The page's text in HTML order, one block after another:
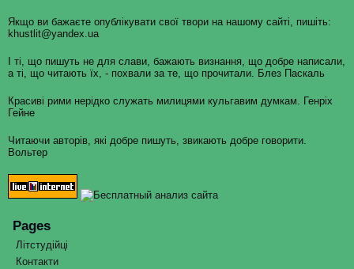
Якщо ви бажаєте опублікувати свої твори на нашому сайті, пишіть:
khustlit@yandex.ua
І ті, що пишуть не для слави, бажають визнання, що добре написали,
а ті, що читають їх, - похвали за те, що прочитали. Блез Паскаль
Красиві рими нерідко служать милицями кульгавим думкам. Генріх
Гейне
Читаючи авторів, які добре пишуть, звикають добре говорити.
Вольтер
Pages
Літстудійці
Контакти